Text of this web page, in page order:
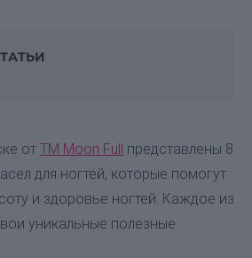
от ТМ Moon Full представлены 8
для ногтей, которые помогут
и здоровье ногтей. Каждое из
уникальные полезные